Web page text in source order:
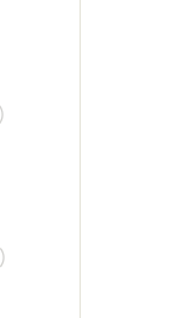
)
)